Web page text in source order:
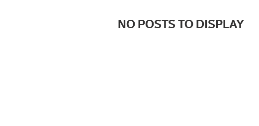
NO POSTS TO DISPLAY